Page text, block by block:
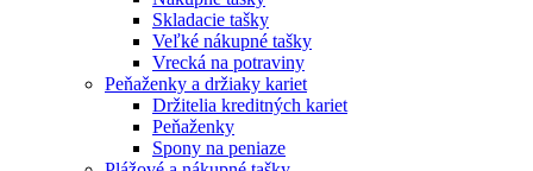
Skladacie tašky
Veľké nákupné tašky
Vrecká na potraviny
Peňaženky a držiaky kariet
Držitelia kreditných kariet
Peňaženky
Spony na peniaze